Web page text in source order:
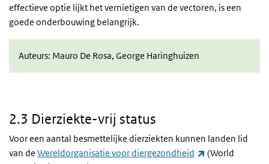
effectieve optie lijkt het vernietigen van de vectoren, is een
goede onderbouwing belangrijk.
Auteurs: Mauro De Rosa, George Haringhuizen
2.3 Dierziekte-vrij status
Voor een aantal besmettelijke dierziekten kunnen landen lid
van de Wereldorganisatie voor diergezondheid (externe link)
(World